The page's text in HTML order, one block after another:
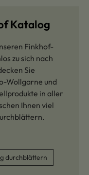
Katalog
Finkhof-
zu sich nach
Sie
Wollgarne und
in aller
Ihnen viel
durchblättern